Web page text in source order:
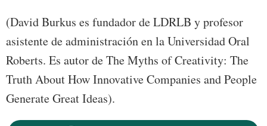
(David Burkus es fundador de LDRLB y profesor
asistente de administración en la Universidad Oral
Roberts. Es autor de The Myths of Creativity: The
Truth About How Innovative Companies and People
Generate Great Ideas).